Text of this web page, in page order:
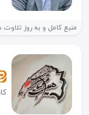
منبع کامل و به روز تلاوت